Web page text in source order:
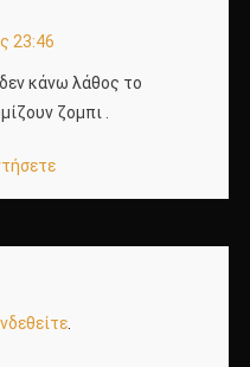
23:46
κάνω λάθος το
ζομπι .
.